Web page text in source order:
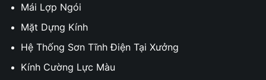
Mái Lợp Ngói
Mặt Dựng Kính
Hệ Thống Sơn Tĩnh Điện Tại Xưởng
Kính Cường Lực Màu